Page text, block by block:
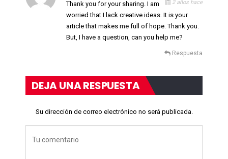
2 años hace
Thank you for your sharing. I am
worried that I lack creative ideas. It is your
article that makes me full of hope. Thank you.
But, I have a question, can you help me?
Respuesta
DEJA UNA RESPUESTA
Su dirección de correo electrónico no será publicada.